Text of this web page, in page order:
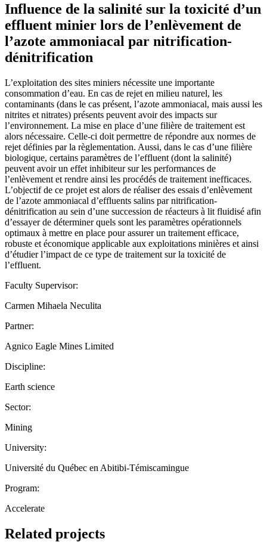
Influence de la salinité sur la toxicité d’un
effluent minier lors de l’enlèvement de
l’azote ammoniacal par nitrification-
dénitrification
L’exploitation des sites miniers nécessite une importante
consommation d’eau. En cas de rejet en milieu naturel, les
contaminants (dans le cas présent, l’azote ammoniacal, mais aussi les
nitrites et nitrates) présents peuvent avoir des impacts sur
l’environnement. La mise en place d’une filière de traitement est
alors nécessaire. Celle-ci doit permettre de répondre aux normes de
rejet définies par la règlementation. Aussi, dans le cas d’une filière
biologique, certains paramètres de l’effluent (dont la salinité)
peuvent avoir un effet inhibiteur sur les performances de
l’enlèvement et rendre ainsi les procédés de traitement inefficaces.
L’objectif de ce projet est alors de réaliser des essais d’enlèvement
de l’azote ammoniacal d’effluents salins par nitrification-
dénitrification au sein d’une succession de réacteurs à lit fluidisé afin
d’essayer de déterminer quels sont les paramètres opérationnels
optimaux à mettre en place pour assurer un traitement efficace,
robuste et économique applicable aux exploitations minières et ainsi
d’étudier l’impact de ce type de traitement sur la toxicité de
l’effluent.
Faculty Supervisor:
Carmen Mihaela Neculita
Partner:
Agnico Eagle Mines Limited
Discipline:
Earth science
Sector:
Mining
University:
Université du Québec en Abitibi-Témiscamingue
Program:
Accelerate
Related projects